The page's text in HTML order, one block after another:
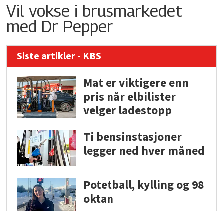
Vil vokse i brusmarkedet
med Dr Pepper
Siste artikler - KBS
Mat er viktigere enn
pris når elbilister
velger ladestopp
Ti bensinstasjoner
legger ned hver måned
Potetball, kylling og 98
oktan